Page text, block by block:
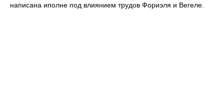
написана иполне под влиянием трудов Фориэля и Вегеле.